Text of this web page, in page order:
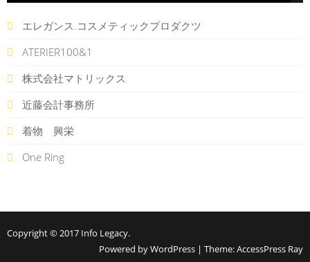
エレガンス.コスメティックプロダクツ
ATERIER100&1
株式会社マトリックス
近藤会計事務所
着物 興栄
One Ring
Copyright © 2017 Info Legacy.
Powered by WordPress | Theme:AccessPress Ray